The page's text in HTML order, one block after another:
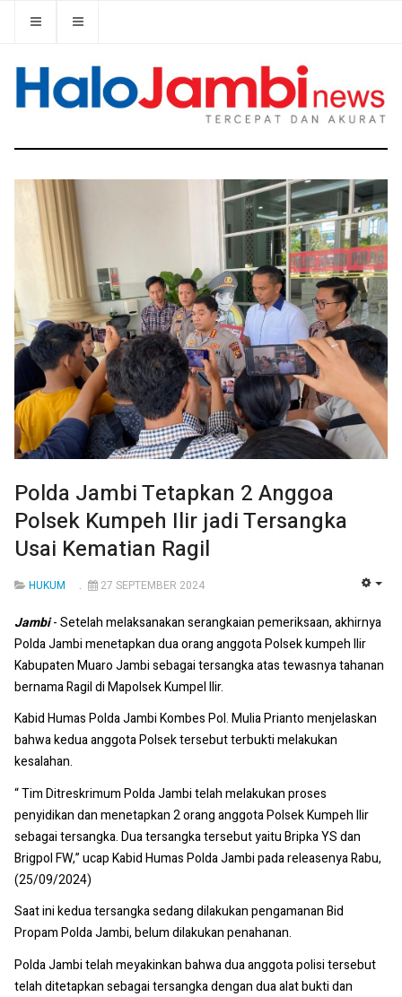
Polda Jambi Tetapkan 2 Anggoa
Polsek Kumpeh Ilir jadi Tersangka
Usai Kematian Ragil
HUKUM 27 SEPTEMBER 2024
Jambi- Setelah melaksanakan serangkaian pemeriksaan, akhirnya
Polda Jambi menetapkan dua orang anggota Polsek kumpeh Ilir
Kabupaten Muaro Jambi sebagai tersangka atas tewasnya tahanan
bernama Ragil di Mapolsek Kumpel Ilir.
Kabid Humas Polda Jambi Kombes Pol. Mulia Prianto menjelaskan
bahwa kedua anggota Polsek tersebut terbukti melakukan
kesalahan.
“ Tim Ditreskrimum Polda Jambi telah melakukan proses
penyidikan dan menetapkan 2 orang anggota Polsek Kumpeh Ilir
sebagai tersangka. Dua tersangka tersebut yaitu Bripka YS dan
Brigpol FW,” ucap Kabid Humas Polda Jambi pada releasenya Rabu,
(25/09/2024)
Saat ini kedua tersangka sedang dilakukan pengamanan Bid
Propam Polda Jambi, belum dilakukan penahanan.
Polda Jambi telah meyakinkan bahwa dua anggota polisi tersebut
telah ditetapkan sebagai tersangka dengan dua alat bukti dan